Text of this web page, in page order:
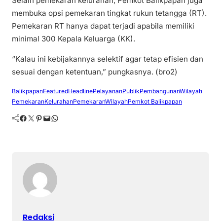
membuka opsi pemekaran tingkat rukun tetangga (RT).
Pemekaran RT hanya dapat terjadi apabila memiliki
minimal 300 Kepala Keluarga (KK).
“Kalau ini kebijakannya selektif agar tetap efisien dan
sesuai dengan ketentuan,” pungkasnya. (bro2)
BalikpapanFeaturedHeadlinePelayananPublikPembangunanWilayah
PemekaranKelurahanPemekaranWilayahPemkot Balikpapan
Facebook Twitter Pinterest Mail WhatsApp
Redaksi